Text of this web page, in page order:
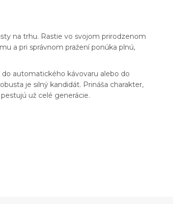
na trhu. Rastie vo svojom prirodzenom
a pri správnom pražení ponúka plnú,
automatického kávovaru alebo do
je silný kandidát. Prináša charakter,
už celé generácie.